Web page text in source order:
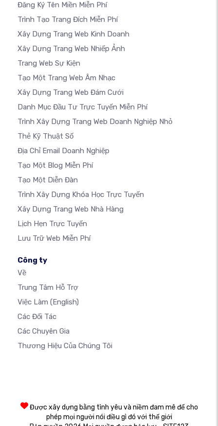
Đăng Ký Tên Miền Miễn Phí
Trình Tạo Trang Đích Miễn Phí
Xây Dựng Trang Web Kinh Doanh
Xây Dựng Trang Web Nhiếp Ảnh
Trang Web Sự Kiện
Tạo Một Trang Web Âm Nhạc
Xây Dựng Trang Web Đám Cưới
Danh Mục Đầu Tư Trực Tuyến Miễn Phí
Trình Xây Dựng Trang Web Doanh Nghiệp Nhỏ
Thẻ Kỹ Thuật Số
Địa Chỉ Email Doanh Nghiệp
Tạo Một Blog Miễn Phí
Tạo Một Diễn Đàn
Trình Xây Dựng Khóa Học Trực Tuyến
Xây Dựng Trang Web Nhà Hàng
Lịch Hẹn Trực Tuyến
Lưu Trữ Web Miễn Phí
Công ty
Về
Trung Tâm Hỗ Trợ
Việc Làm (English)
Các Đối Tác
Các Chuyên Gia
Thương Hiệu Của Chúng Tôi
Được xây dựng bằng tình yêu và niềm đam mê để cho
phép mọi người nói điều gì đó với thế giới